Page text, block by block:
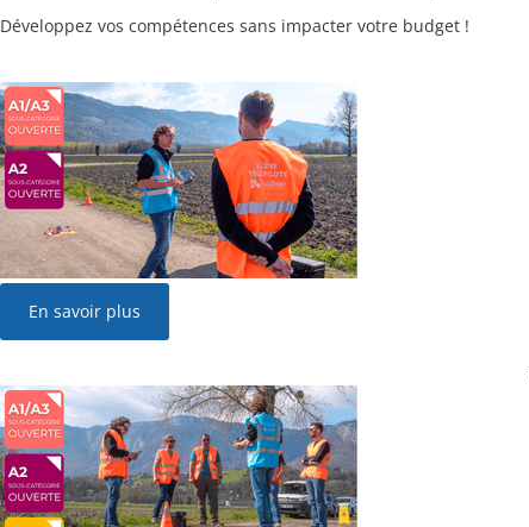
Développez vos compétences sans impacter votre budget !
En savoir plus